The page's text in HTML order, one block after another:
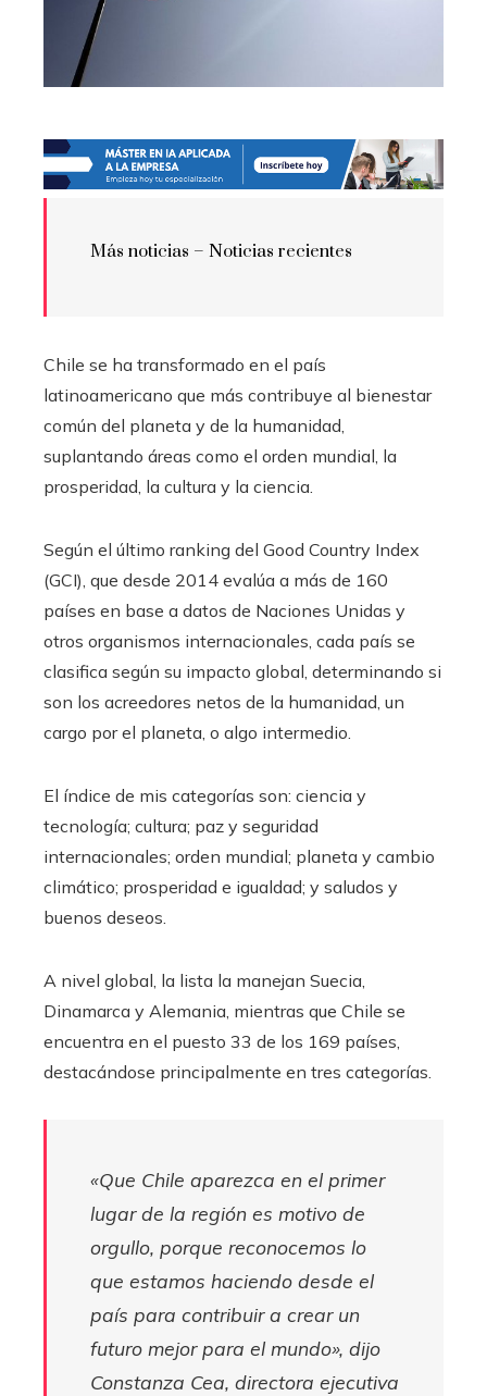
Más noticias – Noticias recientes
Chile se ha transformado en el país
latinoamericano que más contribuye al bienestar
común del planeta y de la humanidad,
suplantando áreas como el orden mundial, la
prosperidad, la cultura y la ciencia.
Según el último ranking del Good Country Index
(GCI), que desde 2014 evalúa a más de 160
países en base a datos de Naciones Unidas y
otros organismos internacionales, cada país se
clasifica según su impacto global, determinando si
son los acreedores netos de la humanidad, un
cargo por el planeta, o algo intermedio.
El índice de mis categorías son: ciencia y
tecnología; cultura; paz y seguridad
internacionales; orden mundial; planeta y cambio
climático; prosperidad e igualdad; y saludos y
buenos deseos.
A nivel global, la lista la manejan Suecia,
Dinamarca y Alemania, mientras que Chile se
encuentra en el puesto 33 de los 169 países,
destacándose principalmente en tres categorías.
«Que Chile aparezca en el primer
lugar de la región es motivo de
orgullo, porque reconocemos lo
que estamos haciendo desde el
país para contribuir a crear un
futuro mejor para el mundo», dijo
Constanza Cea, directora ejecutiva